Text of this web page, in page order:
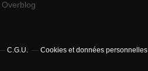
Overblog
C.G.U. Cookies et données personnelles